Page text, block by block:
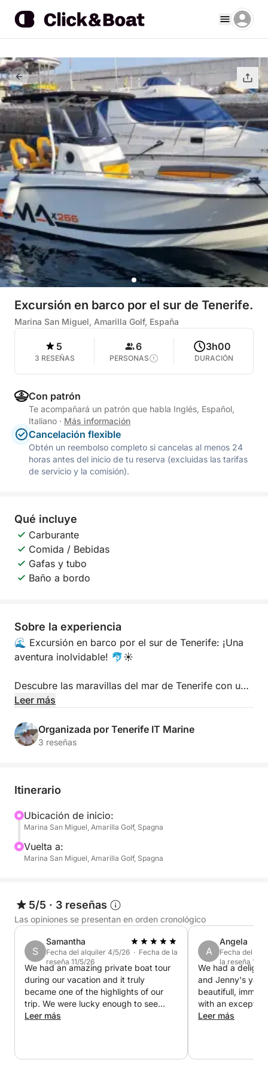
Excursión en barco por el sur de Tenerife.
Marina San Miguel, Amarilla Golf, España
5
3 RESEÑAS
6
PERSONAS
3h00
DURACIÓN
Con patrón
Te acompañará un patrón que habla Inglés, Español,
Italiano · Más información
Cancelación flexible
Obtén un reembolso completo si cancelas al menos 24
horas antes del inicio de tu reserva (excluidas las tarifas
de servicio y la comisión).
Qué incluye
Carburante
Comida / Bebidas
Gafas y tubo
Baño a bordo
Sobre la experiencia
🌊 Excursión en barco por el sur de Tenerife: ¡Una
aventura inolvidable! 🐬☀️
Descubre las maravillas del mar de Tenerife con una
inolvidable excursión en barco por la costa sur de la
impresionantes y vive la naturaleza salvaje del
Atlántico de cerca.
natural
Paradas para nadar y hacer snorkel en calas
tranquilas
aperitivos
Explicaciones en italiano (y otros idiomas) sobre la
vida marina y la costa
📍 Salida desde: Marina San Miguel (puede variar
según el puerto)
🕒 Duración: 3 horas. Solo en barco privado.
👨‍👩‍👧‍👦 Ideal para todos: familias, parejas y amantes de
🎟️ Plazas limitadas: ¡reserva ya y vive el mar de
Leer más
Organizada por Tenerife IT Marine
3 reseñas
Itinerario
Ubicación de inicio:
Marina San Miguel, Amarilla Golf, Spagna
Vuelta a:
Marina San Miguel, Amarilla Golf, Spagna
5/5 · 3 reseñas
Las opiniones se presentan en orden cronológico
S
Samantha
Fecha del alquiler 4/5/26 · Fecha de la
reseña 11/5/26
We had an amazing private boat tour
during our vacation and it truly
became one of the highlights of our
trip. We were lucky enough to see
dolphins, enjoy complete relaxation on
Leer más
A
Angela
Fecha del
la reseña 10/
We had a
and Jenny's
beautifull,
with an
interior. It would
Leer más